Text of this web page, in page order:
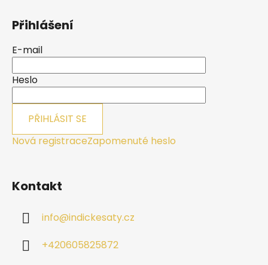
Přihlášení
E-mail
Heslo
PŘIHLÁSIT SE
Nová registraceZapomenuté heslo
Kontakt
info@indickesaty.cz
+420605825872